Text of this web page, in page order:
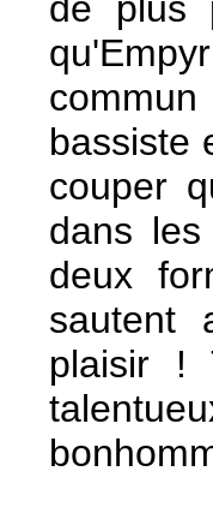
bassiste
couper
dans
deux
sautent
plaisir !